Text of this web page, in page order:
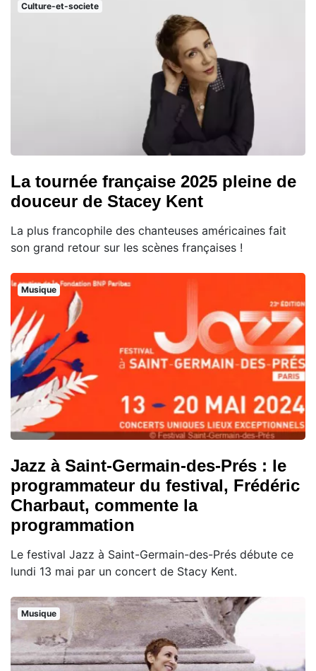
Culture-et-societe
La tournée française 2025 pleine de
douceur de Stacey Kent
La plus francophile des chanteuses américaines fait
son grand retour sur les scènes françaises !
Musique
Jazz à Saint-Germain-des-Prés : le
programmateur du festival, Frédéric
Charbaut, commente la
programmation
Le festival Jazz à Saint-Germain-des-Prés débute ce
lundi 13 mai par un concert de Stacy Kent.
Musique